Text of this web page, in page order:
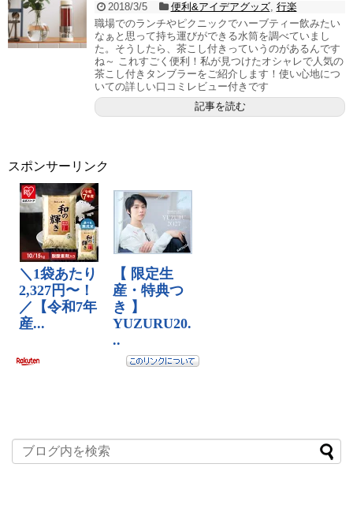
2018/3/5 便利&アイデアグッズ, 行楽
職場でのランチやピクニックでハーブティー飲みたい
なぁと思って持ち運びができる水筒を調べていまし
た。そうしたら、茶こし付きっていうのがあるんです
ね～ これすごく便利！私が見つけたオシャレで人気の
茶こし付きタンブラーをご紹介します！使い心地につ
いての詳しい口コミレビュー付きです
記事を読む
スポンサーリンク